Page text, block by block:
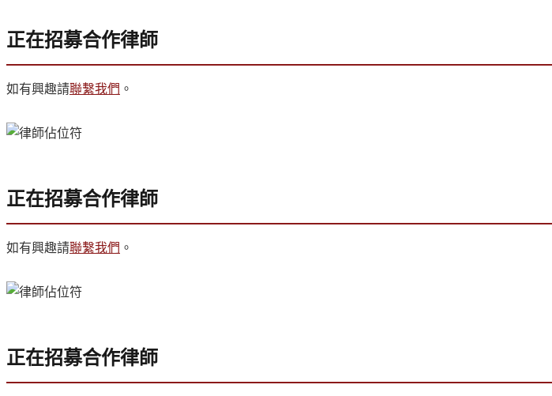
正在招募合作律師
如有興趣請聯繫我們 。
正在招募合作律師
如有興趣請聯繫我們 。
正在招募合作律師